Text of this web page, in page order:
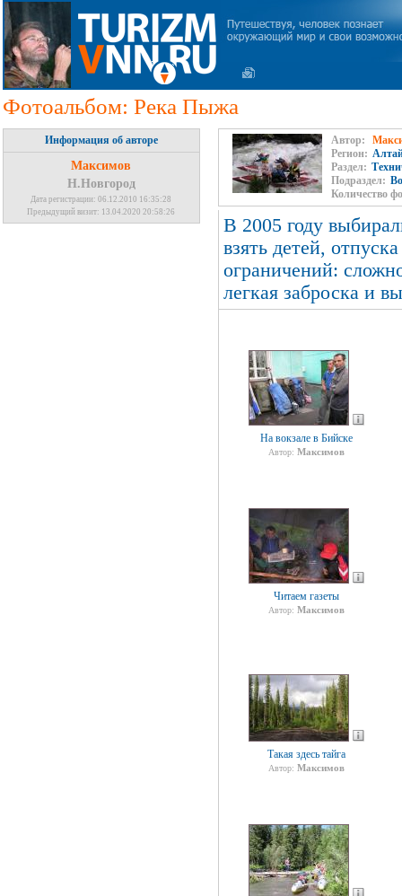
Фотоальбом: Река Пыжа
Информация об авторе
Максимов
Н.Новгород
Дата регистрации: 06.12.2010 16:35:28
Предыдущий визит: 13.04.2020 20:58:26
Автор:
Регион:
Раздел:
Подраздел:
Количество
В 2005 году
взять детей,
ограничений:
легкая заброска и
На вокзале в Бийске
Автор: Максимов
Читаем газеты
Автор: Максимов
Такая здесь тайга
Автор: Максимов